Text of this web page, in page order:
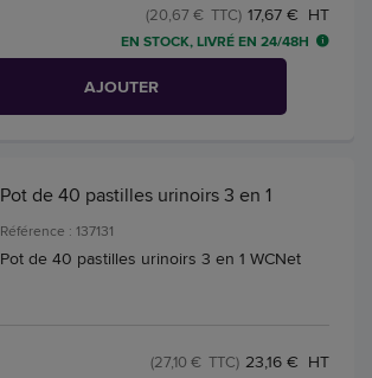
17,67 € HT
(20,67 € TTC)
EN STOCK, LIVRÉ EN 24/48H
AJOUTER
Pot de 40 pastilles urinoirs 3 en 1
Référence : 137131
Pot de 40 pastilles urinoirs 3 en 1 WCNet
23,16 € HT
(27,10 € TTC)